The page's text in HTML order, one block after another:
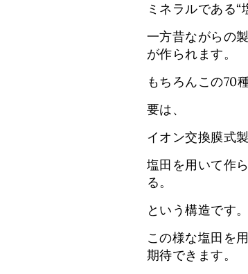
ミネラルである“
一方昔ながらの
が作られます。
もちろんこの70
要は、
イオン交換膜式
塩田を用いて作
る。
という構造です。
この様な塩田を
期待できます。